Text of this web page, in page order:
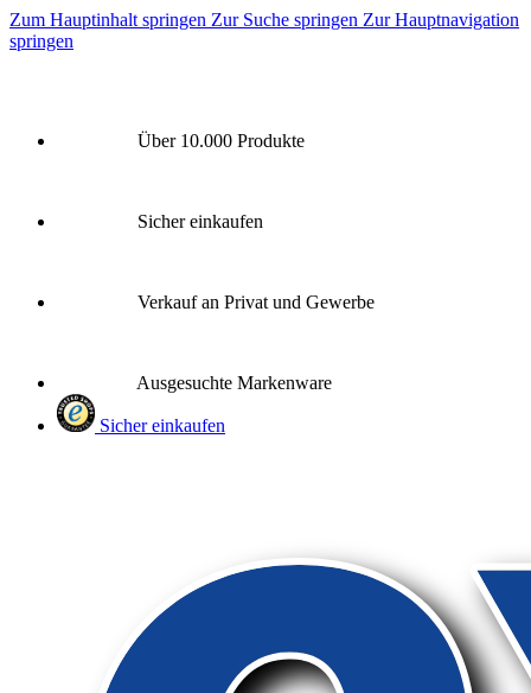
Zum Hauptinhalt springen Zur Suche springen Zur Hauptnavigation
springen
Über 10.000 Produkte
Sicher einkaufen
Verkauf an Privat und Gewerbe
Ausgesuchte Markenware
Sicher einkaufen